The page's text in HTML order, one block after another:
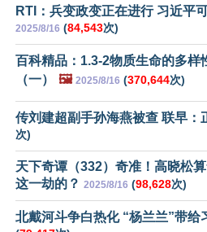
RTI：兵变政变正在进行 习近平
2025/8/16 (84,543次)
百科精品：1.3-2物质生命的多样
（一）
🖼️ 2025/8/16 (370,644次)
传刘建超副手孙海燕被查 联早：
次)
天下奇谭（332）奇准！高晓松
这一劫的？ 2025/8/16 (98,628次)
北戴河斗争白热化 “杨兰兰”带给